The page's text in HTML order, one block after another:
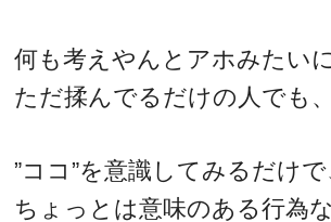
何も考えやんとアホみたいに
ただ揉んでるだけの人でも、
”ココ”を意識してみるだけで
ちょっとは意味のある行為